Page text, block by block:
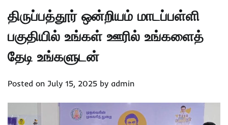
திருப்பத்தூர் ஒன்றியம் மாடப்பள்ளி
பகுதியில் உங்கள் ஊரில் உங்களைத்
தேடி உங்களுடன்
Posted on July 15, 2025 by admin